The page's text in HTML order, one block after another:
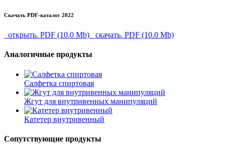
Скачать PDF-каталог 2022
открыть. PDF (10.0 Mb) скачать. PDF (10.0 Mb)
Аналогичные продукты
Салфетка спиртовая
Жгут для внутривенных манипуляций
Катетер внутривенный
Сопутствующие продукты